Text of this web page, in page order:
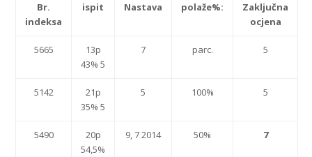
Br.
indeksa
ispit Nastava polaže%:
Zaključna
ocjena
5665
13p
43% 5
7 parc. 5
5142
21p
35% 5
5 100% 5
5490
20p
54,5%
9, 7 2014 50% 7